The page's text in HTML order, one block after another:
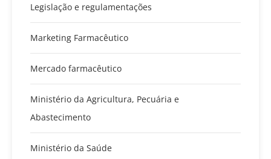
Legislação e regulamentações
Marketing Farmacêutico
Mercado farmacêutico
Ministério da Agricultura, Pecuária e
Abastecimento
Ministério da Saúde